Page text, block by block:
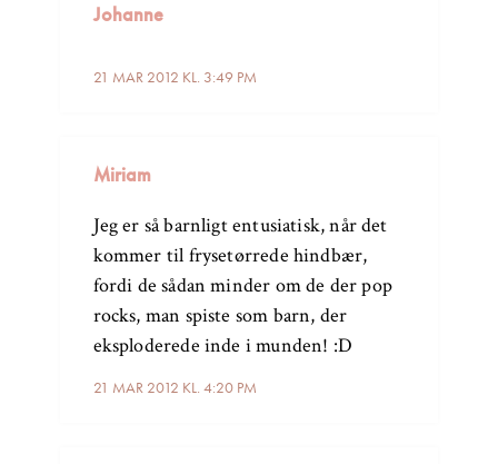
Johanne
21 MAR 2012 KL. 3:49 PM
Miriam
21 MAR 2012 KL. 4:20 PM
Jeg er så barnligt entusiatisk, når det
kommer til frysetørrede hindbær,
fordi de sådan minder om de der pop
rocks, man spiste som barn, der
eksploderede inde i munden! :D